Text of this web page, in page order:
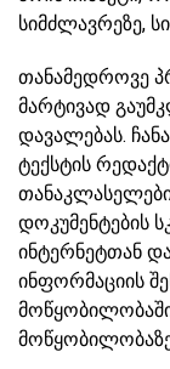
სიმძლავრეზე,
თანამედროვე
მარტივად
დავალებას.
ტექსტის
დოკუმენტების
ინტერნეტთან
ინფორმაციის